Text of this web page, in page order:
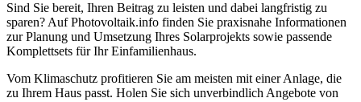
Sind Sie bereit, Ihren Beitrag zu leisten und dabei langfristig zu
sparen? Auf Photovoltaik.info finden Sie praxisnahe Informationen
zur Planung und Umsetzung Ihres Solarprojekts sowie passende
Komplettsets für Ihr Einfamilienhaus.
Vom Klimaschutz profitieren Sie am meisten mit einer Anlage, die
zu Ihrem Haus passt. Holen Sie sich unverbindlich Angebote von